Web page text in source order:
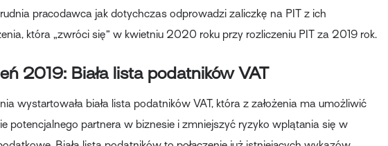
pracodawca jak dotychczas odprowadzi zaliczkę na PIT z ich
która „zwróci się” w kwietniu 2020 roku przy rozliczeniu PIT za 2019 rok.
2019: Biała lista podatników VAT
wystartowała biała lista podatników VAT, która z założenia ma umożliwić
potencjalnego partnera w biznesie i zmniejszyć ryzyko wplątania się w